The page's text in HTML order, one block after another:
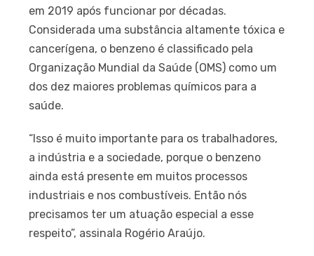
em 2019 após funcionar por décadas.
Considerada uma substância altamente tóxica e
cancerígena, o benzeno é classificado pela
Organização Mundial da Saúde (OMS) como um
dos dez maiores problemas químicos para a
saúde.
“Isso é muito importante para os trabalhadores,
a indústria e a sociedade, porque o benzeno
ainda está presente em muitos processos
industriais e nos combustíveis. Então nós
precisamos ter um atuação especial a esse
respeito”, assinala Rogério Araújo.